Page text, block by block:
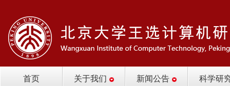
首页 关于我们 新闻公告 科学研